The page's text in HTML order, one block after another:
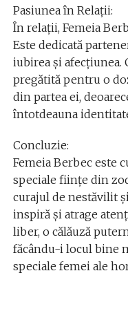
Pasiunea în Relații:
În relații, Femeia
Este dedicată
iubirea și afecțiunea.
pregătită pentru o
din partea ei,
întotdeauna
Concluzie:
Femeia Berbec este
speciale ființe din
curajul de nestăvilit
inspiră și atrage
liber, o călăuză
făcându-i locul bine
speciale femei ale